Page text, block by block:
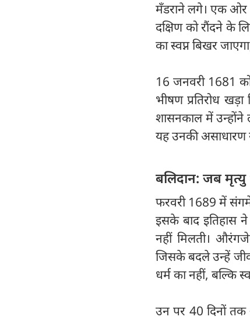
मँडराने लगे। एक
दक्षिण को रौंदने के
का स्वप्न बिखर
16 जनवरी 1681
भीषण प्रतिरोध
शासनकाल में
यह उनकी असाधारण
बलिदान: जब
फरवरी 1689 में
इसके बाद इतिहास
नहीं मिलती।
जिसके बदले उन्हें
धर्म का नहीं, बल्कि
उन पर 40 दिनों तक